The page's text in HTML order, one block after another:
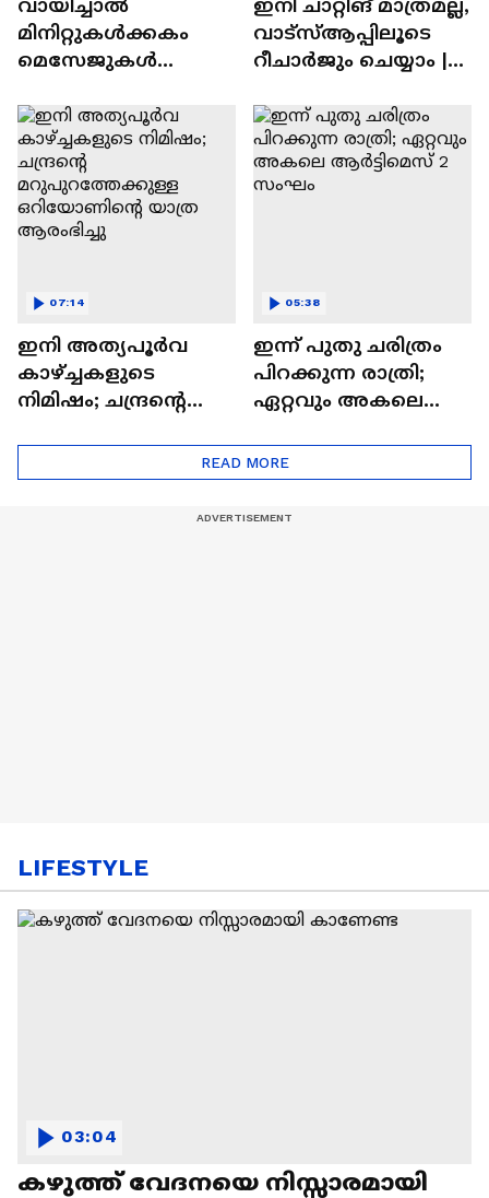
വായിച്ചാൽ
മിനിറ്റുകൾക്കകം
മെസേജുകള്‍
WhatsApp | Tech Talk
ഇനി ചാറ്റിങ് മാത്രമല്ല,
വാട്‌സ്‌ആപ്പിലൂടെ
റീചാർജും ചെയ്യാം |
Tech Talk
ഇനി അത്യപൂര്‍വ
കാഴ്ച്ചകളുടെ
നിമിഷം; ചന്ദ്രന്റെ
ഒറിയോണിന്റെ യാത്ര
ആരംഭിച്ചു
07:14
ഇന്ന് പുതു ചരിത്രം
പിറക്കുന്ന രാത്രി;
ഏറ്റവും അകലെ
05:38
READ MORE
LIFESTYLE
കഴുത്ത് വേദനയെ നിസ്സാരമായി
03:04